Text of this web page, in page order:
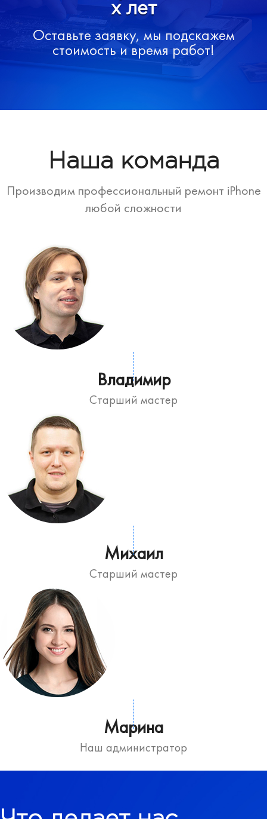
х лет
Оставьте заявку, мы подскажем
стоимость и время работ!
Наша команда
Производим профессиональный ремонт iPhone
любой сложности
Владимир
Старший мастер
Михаил
Старший мастер
Марина
Наш администратор